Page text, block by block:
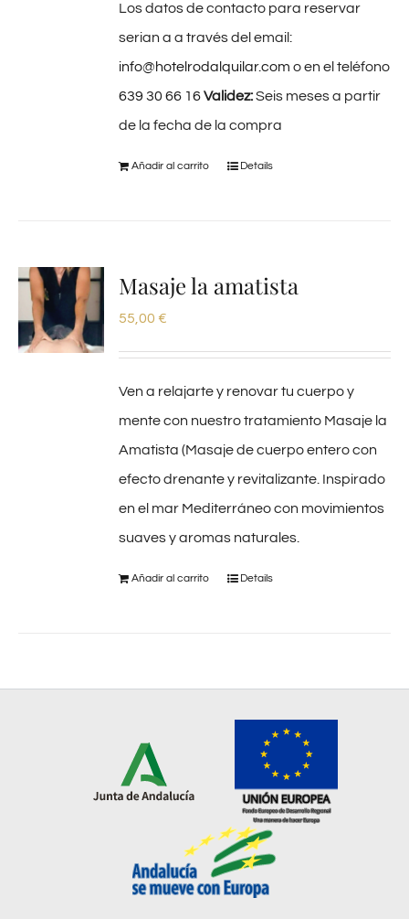
Los datos de contacto para reservar
serian a a través del email:
info@hotelrodalquilar.com o en el teléfono
639 30 66 16Validez:Seis meses a partir
de la fecha de la compra
Añadir al carrito Details
Masaje la amatista
55,00 €
Ven a relajarte y renovar tu cuerpo y
mente con nuestro tratamiento Masaje la
Amatista (Masaje de cuerpo entero con
efecto drenante y revitalizante. Inspirado
en el mar Mediterráneo con movimientos
suaves y aromas naturales.
Añadir al carrito Details